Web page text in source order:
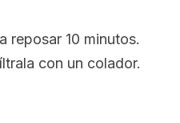
reposar 10 minutos.
con un colador.